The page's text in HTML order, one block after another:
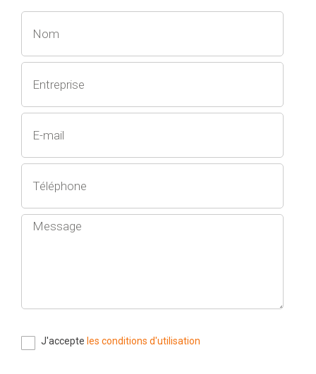
J'accepte les conditions d'utilisation